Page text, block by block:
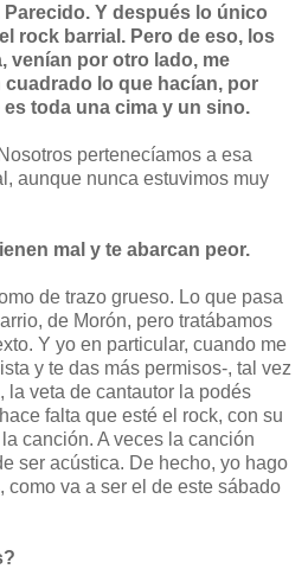
Y después lo único
rock barrial. Pero de eso, los
venían por otro lado, me
cuadrado lo que hacían, por
toda una cima y un sino.
pertenecíamos a esa
aunque nunca estuvimos muy
mal y te abarcan peor.
de trazo grueso. Lo que pasa
de Morón, pero tratábamos
Y yo en particular, cuando me
y te das más permisos-, tal vez
la veta de cantautor la podés
falta que esté el rock, con su
canción. A veces la canción
ser acústica. De hecho, yo hago
como va a ser el de este sábado